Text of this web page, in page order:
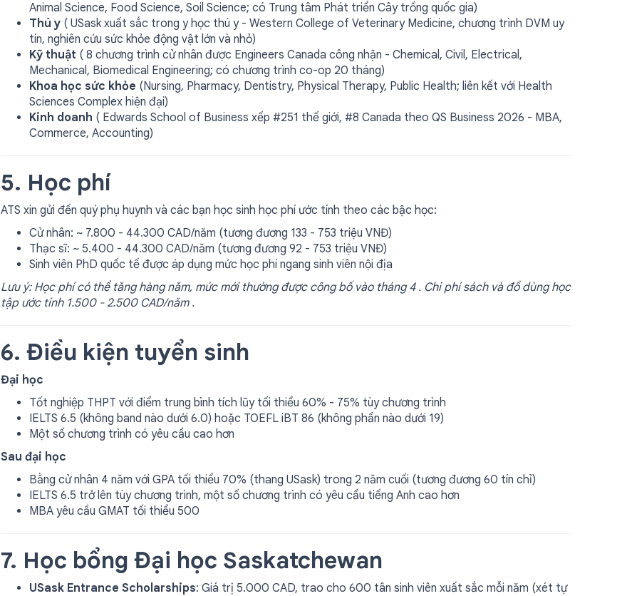
Animal Science, Food Science, Soil Science; có Trung tâm Phát triển Cây trồng quốc gia)
Thú y ( USask xuất sắc trong y học thú y - Western College of Veterinary Medicine, chương trình DVM uy
tín, nghiên cứu sức khỏe động vật lớn và nhỏ)
Kỹ thuật ( 8 chương trình cử nhân được Engineers Canada công nhận - Chemical, Civil, Electrical,
Mechanical, Biomedical Engineering; có chương trình co-op 20 tháng)
Khoa học sức khỏe (Nursing, Pharmacy, Dentistry, Physical Therapy, Public Health; liên kết với Health
Sciences Complex hiện đại)
Kinh doanh ( Edwards School of Business xếp #251 thế giới, #8 Canada theo QS Business 2026 - MBA,
Commerce, Accounting)
5. Học phí
ATS xin gửi đến quý phụ huynh và các bạn học sinh học phí ước tính theo các bậc học:
Cử nhân: ~ 7.800 - 44.300 CAD/năm (tương đương 133 - 753 triệu VNĐ)
Thạc sĩ: ~ 5.400 - 44.300 CAD/năm (tương đương 92 - 753 triệu VNĐ)
Sinh viên PhD quốc tế được áp dụng mức học phí ngang sinh viên nội địa
Lưu ý: Học phí có thể tăng hàng năm, mức mới thường được công bố vào tháng 4 . Chi phí sách và đồ dùng học
tập ước tính 1.500 - 2.500 CAD/năm .
6. Điều kiện tuyển sinh
Đại học
Tốt nghiệp THPT với điểm trung bình tích lũy tối thiểu 60% - 75% tùy chương trình
IELTS 6.5 (không band nào dưới 6.0) hoặc TOEFL iBT 86 (không phần nào dưới 19)
Một số chương trình có yêu cầu cao hơn
Sau đại học
Bằng cử nhân 4 năm với GPA tối thiểu 70% (thang USask) trong 2 năm cuối (tương đương 60 tín chỉ)
IELTS 6.5 trở lên tùy chương trình, một số chương trình có yêu cầu tiếng Anh cao hơn
MBA yêu cầu GMAT tối thiểu 500
7. Học bổng Đại học Saskatchewan
USask Entrance Scholarships: Giá trị 5.000 CAD, trao cho 600 tân sinh viên xuất sắc mỗi năm (xét tự